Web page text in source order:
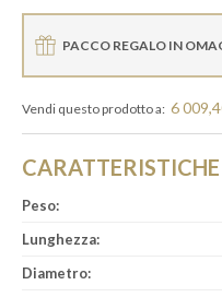
PACCO REGALO IN
Vendi questo prodotto a: 6
CARATTERISTICHE
Peso:
Lunghezza:
Diametro: